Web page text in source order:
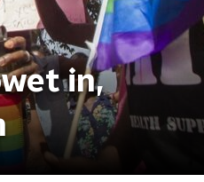
in,